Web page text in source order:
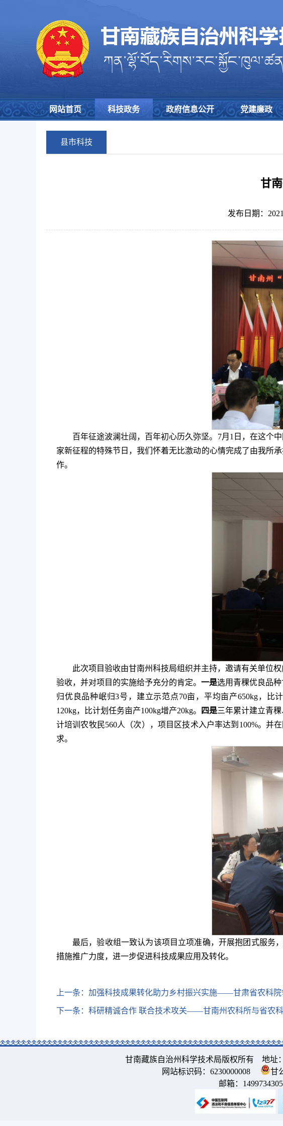
网站首页 科技政务 政府信息公开 党建廉政
县市科技
甘
发布日期：
百年征途波澜壮阔，百年初心历久弥坚。7月1日，在这个
家新征程的特殊节日，我们怀着无比激动的心情完成了由我所
作。
此次项目验收由甘南州科技局组织并主持，邀请有关单位
验收，并对项目的实施给予充分的肯定。 一是选用青稞优良品种
归优良品种岷归3号，建立示范点70亩，平均亩产650kg，比计
120kg，比计划任务亩产100kg增产20kg。
四是三年累计建立青
计培训农牧民560人（次），项目区技术入户率达到100%。并
求。
最后，验收组一致认为该项目立项准确，开展抱团式服务
措施推广力度，进一步促进科技成果应用及转化。
上一条： 加强科技成果转化助力乡村振兴实施——甘肃省农科
下一条： 科研精诚合作 联合技术攻关——甘南州农科所与省农
甘南藏族自治州科学技术局版权所有 地址
网站标识码：6230000008
甘
邮箱：